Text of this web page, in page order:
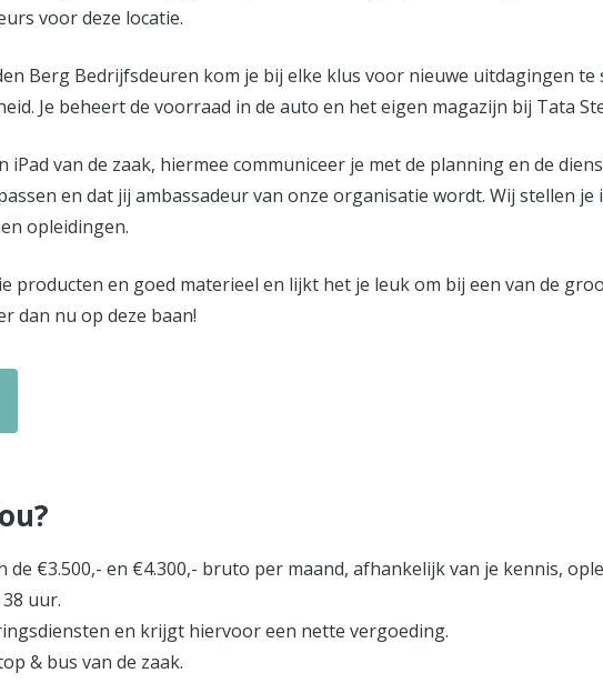
voor deze locatie.
Berg Bedrijfsdeuren kom je bij elke klus voor nieuwe uitdagingen te
Je beheert de voorraad in de auto en het eigen magazijn bij Tata
iPad van de zaak, hiermee communiceer je met de planning en de
en dat jij ambassadeur van onze organisatie wordt. Wij stellen
opleidingen.
producten en goed materieel en lijkt het je leuk om bij een van de
dan nu op deze baan!
de €3.500,- en €4.300,- bruto per maand, afhankelijk van je kennis,
uur.
en krijgt hiervoor een nette vergoeding.
& bus van de zaak.